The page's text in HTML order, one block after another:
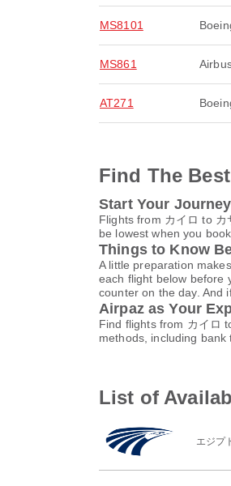
MS8101
MS861
AT271
Find The
Start Your
Flights from カイロ to
be lowest when you
Things to Know
A little preparation
each flight below before
counter on the day. And
Airpaz as Your
Find flights from カイロ
methods, including
List of
エジプ